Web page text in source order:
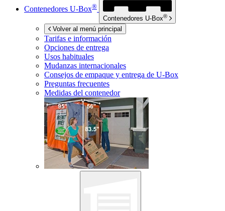
Contenedores U-Box®
Contenedores U-Box®
Volver al menú principal
Tarifas e información
Opciones de entrega
Usos habituales
Mudanzas internacionales
Consejos de empaque y entrega de U-Box
Preguntas frecuentes
Medidas del contenedor